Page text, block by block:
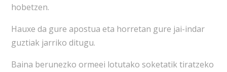
hobetzen.
Hauxe da gure apostua eta horretan gure jai-indar
guztiak jarriko ditugu.
Baina berunezko ormeei lotutako soketatik tiratzeko